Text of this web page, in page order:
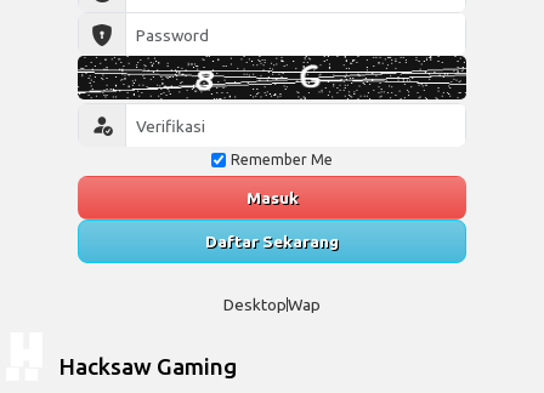
Remember Me
Masuk
Daftar Sekarang
DesktopWap
Hacksaw Gaming